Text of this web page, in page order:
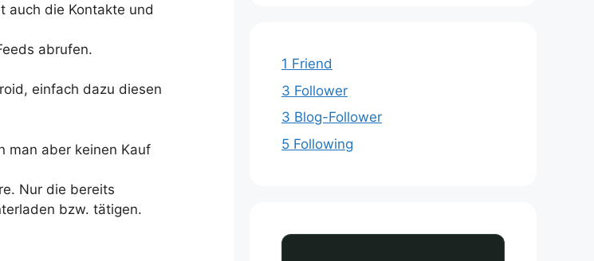
auch die Kontakte und
abrufen.
einfach dazu diesen
man aber keinen Kauf
Nur die bereits
bzw. tätigen.
1 Friend
3 Follower
3 Blog-Follower
5 Following